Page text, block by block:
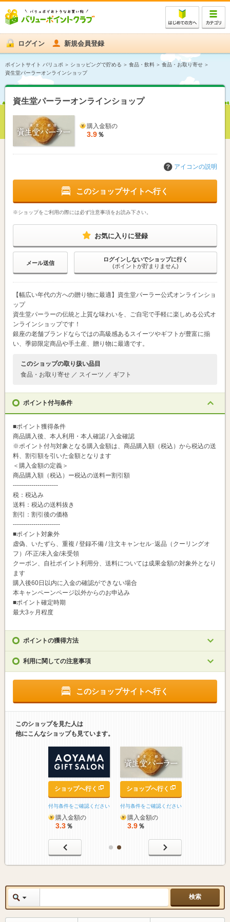
ログイン 新規会員登録
ポイントサイト バリュポ ショッピングで貯める 食品・飲料
食品・お取り寄せ
資生堂パーラーオンラインショップ
資生堂パーラーオンラインショップ
購入金額の
3.9 ％
アイコンの説明
このショップサイトへ行く
※ショップをご利用の際には必ず注意事項をお読み下さい。
お気に入りに登録
メール送信
ログインしないでショップに行く
(ポイントが貯まりません)
【幅広い年代の方への贈り物に最適】資生堂パーラー公式オンラインショ
ップ
資生堂パーラーの伝統と上質な味わいを、ご自宅で手軽に楽しめる公式オ
ンラインショップです！
銀座の老舗ブランドならではの高級感あるスイーツやギフトが豊富に揃
い、季節限定商品や手土産、贈り物に最適です。
このショップの取り扱い品目
食品・お取り寄せ ／ スイーツ ／ ギフト
ポイント付与条件
■ポイント獲得条件
商品購入後、本人利用・本人確認 / 入金確認
※ポイント付与対象となる購入金額は、商品購入額（税込）から税込の送
料、割引額を引いた金額となります
＜購入金額の定義＞
商品購入額（税込）ー税込の送料ー割引額
----------------------
税：税込み
送料：税込の送料抜き
割引：割引後の価格
-----------------------
■ポイント対象外
虚偽、いたずら、重複 / 登録不備 / 注文キャンセル･返品（クーリングオ
フ）/不正/未入金/未受領
クーポン、自社ポイント利用分、送料については成果金額の対象外となり
ます
購入後60日以内に入金の確認ができない場合
本キャンペーンページ以外からのお申込み
■ポイント確定時期
最大3ヶ月程度
ポイントの獲得方法
利用に関しての注意事項
このショップサイトへ行く
このショップを見た人は
他にこんなショップも見ています。
ショップへ行く
付与条件をご確認ください
購入金額の
3.3 ％
ショップへ行く
付与条件をご確認ください
購入金額の
3.9 ％